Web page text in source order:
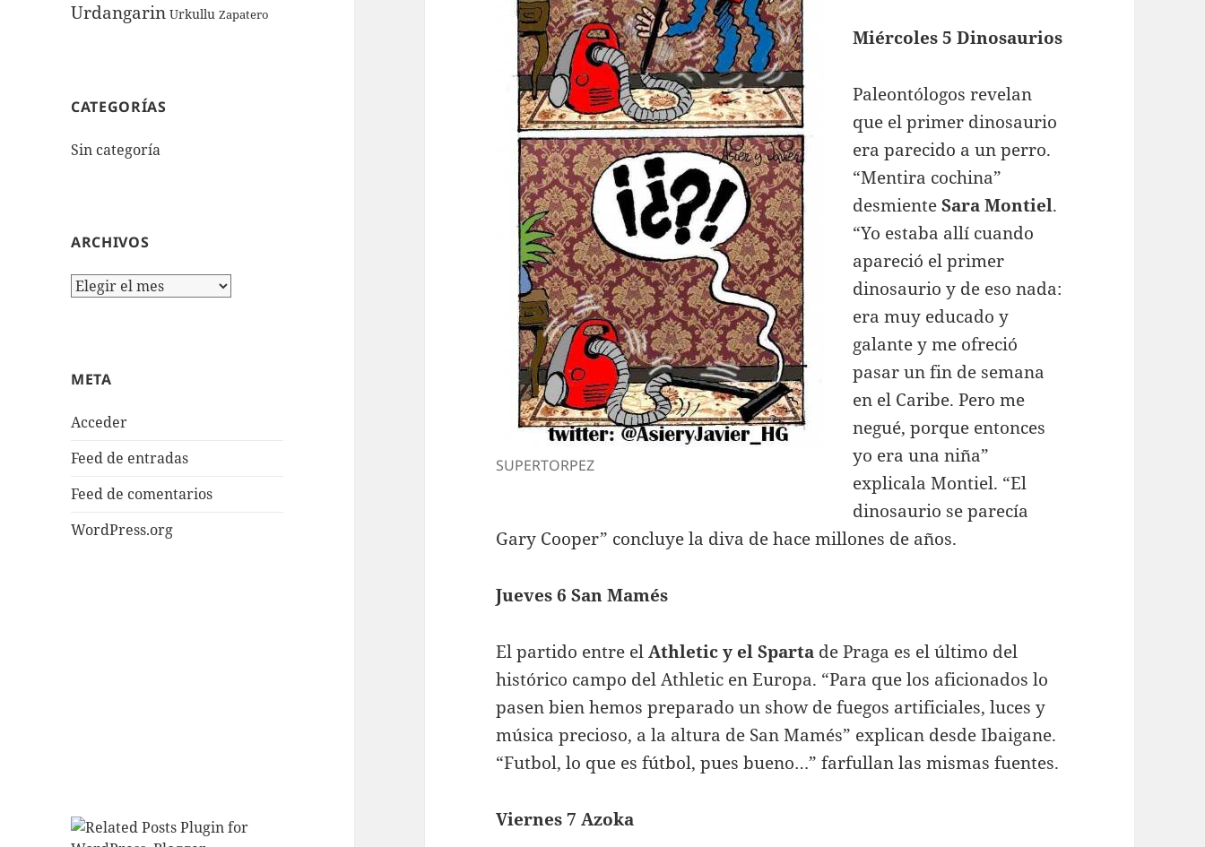
Urdangarin Urkullu Zapatero
CATEGORÍAS
Sin categoría
ARCHIVOS
Archivos
META
Acceder
Feed de entradas
Feed de comentarios
WordPress.org
SUPERTORPEZ
Miércoles 5 Dinosaurios
Paleontólogos revelan
que el primer dinosaurio
era parecido a un perro.
“Mentira cochina”
desmienteSara Montiel.
“Yo estaba allí cuando
apareció el primer
dinosaurio y de eso nada:
era muy educado y
galante y me ofreció
pasar un fin de semana
en el Caribe. Pero me
negué, porque entonces
yo era una niña”
explicala Montiel. “El
dinosaurio se parecía
Gary Cooper” concluye la diva de hace millones de años.
Jueves 6 San Mamés
El partido entre elAthletic y el Sparta de Praga es el último del
histórico campo del Athletic en Europa. “Para que los aficionados lo
pasen bien hemos preparado un show de fuegos artificiales, luces y
música precioso, a la altura de San Mamés” explican desde Ibaigane.
“Futbol, lo que es fútbol, pues bueno…” farfullan las mismas fuentes.
Viernes 7 Azoka